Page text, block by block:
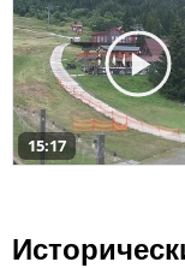
15:17